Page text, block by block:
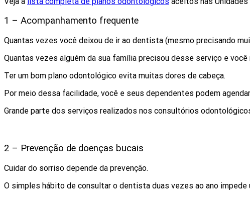
1 – Acompanhamento frequente
Quantas vezes você deixou de ir ao dentista (mesmo precisando
Quantas vezes alguém da sua família precisou desse serviço e
Ter um bom plano odontológico evita muitas dores de cabeça.
Por meio dessa facilidade, você e seus dependentes podem
Grande parte dos serviços realizados nos consultórios
2 – Prevenção de doenças bucais
Cuidar do sorriso depende da prevenção.
O simples hábito de consultar o dentista duas vezes ao ano